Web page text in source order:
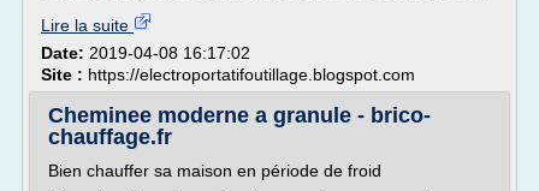
Lire la suite
Date: 2019-04-08 16:17:02
Site : https://electroportatifoutillage.blogspot.com
Cheminee moderne a granule - brico-
chauffage.fr
Bien chauffer sa maison en période de froid